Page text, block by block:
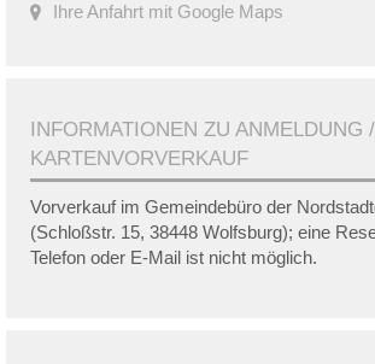
Ihre Anfahrt mit Google Maps
INFORMATIONEN ZU ANMELDUNG /
KARTENVORVERKAUF
Vorverkauf im Gemeindebüro der
(Schloßstr. 15, 38448 Wolfsburg); eine
Telefon oder E-Mail ist nicht möglich.